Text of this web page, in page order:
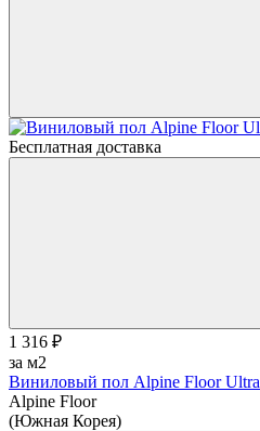
Бесплатная доставка
1 316 ₽
за м2
Виниловый пол Alpine Floor
Alpine Floor
(Южная Корея)